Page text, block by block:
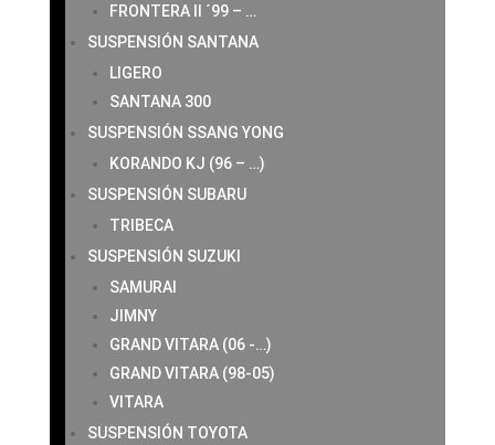
FRONTERA II ´99 – …
SUSPENSIÓN SANTANA
LIGERO
SANTANA 300
SUSPENSIÓN SSANG YONG
KORANDO KJ (96 – …)
SUSPENSIÓN SUBARU
TRIBECA
SUSPENSIÓN SUZUKI
SAMURAI
JIMNY
GRAND VITARA (06 -…)
GRAND VITARA (98-05)
VITARA
SUSPENSIÓN TOYOTA